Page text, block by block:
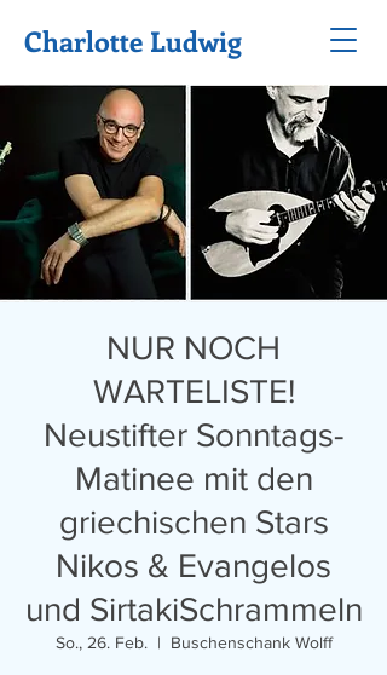
Charlotte Ludwig
NUR NOCH
WARTELISTE!
Neustifter Sonntags-
Matinee mit den
griechischen Stars
Nikos & Evangelos
und SirtakiSchrammeln
So., 26. Feb.
  |
Buschenschank Wolff